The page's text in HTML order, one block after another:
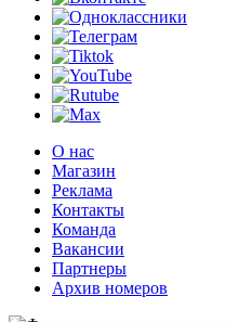
О нас
Магазин
Реклама
Контакты
Команда
Вакансии
Партнеры
Архив номеров